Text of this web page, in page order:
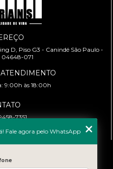
D, Piso G3 - Canindé São Paulo -
04648-071
9:00h às 18:00h
7351
Fale agora pelo WhatsApp